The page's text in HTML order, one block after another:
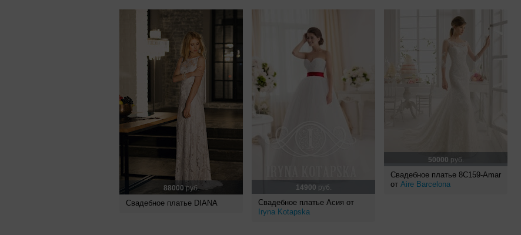
88000руб.
Свадебное платье DIANA
14900 руб.
Свадебное платье Асия от
Iryna Kotapska
50000 руб.
Свадебное платье 8C159-Amar
от Aire Barcelona